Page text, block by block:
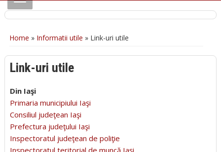
Home » Informatii utile » Link-uri utile
Link-uri utile
Din Iaşi
Primaria municipiului Iaşi
Consiliul judeţean Iaşi
Prefectura judeţului Iaşi
Inspectoratul judeţean de poliţie